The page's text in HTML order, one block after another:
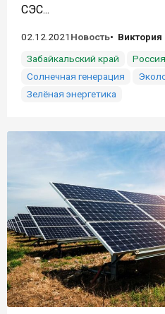
СЭС...
02.12.2021 Новость
Забайкальский край
Россия
Солнечная генерация
Зелёная энергетика